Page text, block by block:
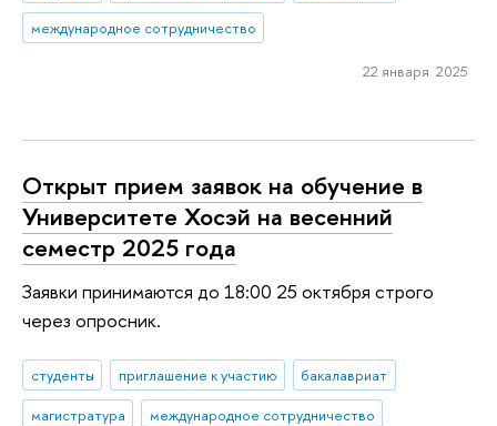
международное сотрудничество
22 января 2025
Открыт прием заявок на обучение в
Университете Хосэй на весенний
семестр 2025 года
Заявки принимаются до 18:00 25 октября строго
через опросник.
студенты приглашение к участию
бакалавриат
магистратура
международное сотрудничество